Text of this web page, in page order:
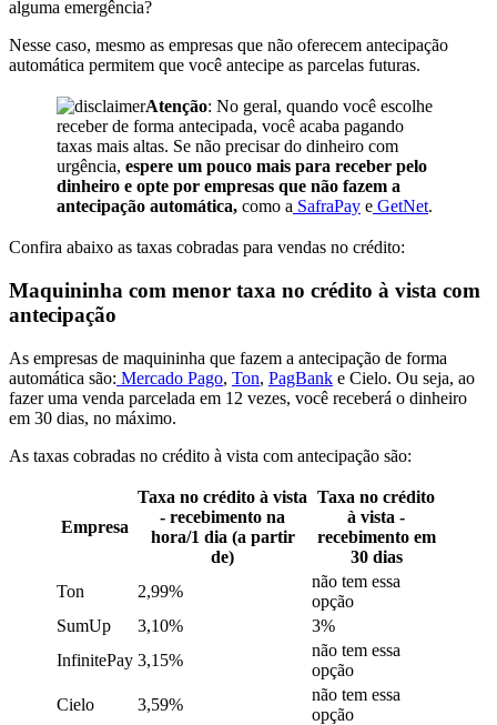
alguma emergência?
Nesse caso, mesmo as empresas que não oferecem antecipação
automática permitem que você antecipe as parcelas futuras.
Atenção: No geral, quando você escolhe
receber de forma antecipada, você acaba pagando
taxas mais altas. Se não precisar do dinheiro com
urgência, espere um pouco mais para receber pelo
dinheiro e opte por empresas que não fazem a
antecipação automática, como a SafraPay e GetNet.
Confira abaixo as taxas cobradas para vendas no crédito:
Maquininha com menor taxa no crédito à vista com
antecipação
As empresas de maquininha que fazem a antecipação de forma
automática são: Mercado Pago, Ton, PagBank e Cielo. Ou seja, ao
fazer uma venda parcelada em 12 vezes, você receberá o dinheiro
em 30 dias, no máximo.
As taxas cobradas no crédito à vista com antecipação são:
Empresa
Taxa no crédito à vista
- recebimento na
hora/1 dia (a partir
de)
Taxa no crédito
à vista -
recebimento em
30 dias
Ton
2,99%
não tem essa
opção
SumUp
3,10%
3%
InfinitePay 3,15%
não tem essa
opção
Cielo
3,59%
não tem essa
opção